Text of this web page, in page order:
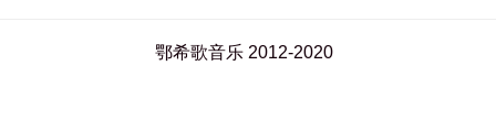
鄂希歌音乐 2012-2020